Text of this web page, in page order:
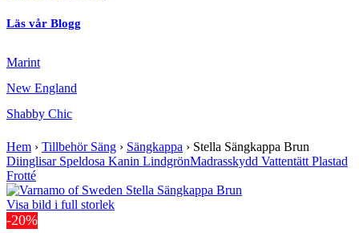
Läs vår Blogg
Marint
New England
Shabby Chic
Hem › Tillbehör Säng › Sängkappa › Stella Sängkappa Brun
Diinglisar Speldosa Kanin LindgrönMadrasskydd Vattentätt Plastad
Frotté
Visa bild i full storlek
-20%